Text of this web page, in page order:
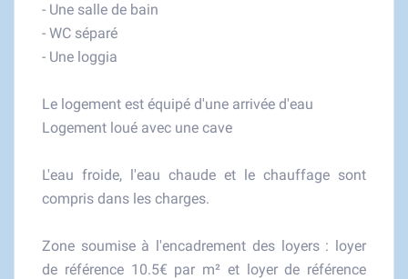
- Une salle de bain
- WC séparé
- Une loggia
Le logement est équipé d'une arrivée d'eau
Logement loué avec une cave
L'eau froide, l'eau chaude et le chauffage sont
compris dans les charges.
Zone soumise à l'encadrement des loyers : loyer
de référence 10.5€ par m² et loyer de référence